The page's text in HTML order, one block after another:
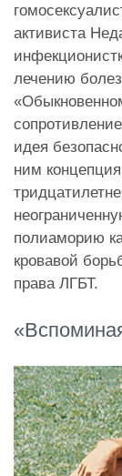
активиста
лечению
идея
ним
полиаморию
кровавой
права ЛГБТ.